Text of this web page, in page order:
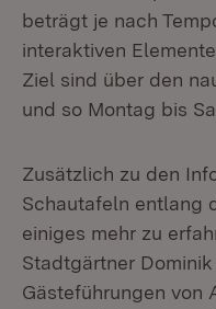
beträgt je nach
interaktiven
Ziel sind über den
und so Montag bis
Zusätzlich zu den
Schautafeln entlang
einiges mehr zu
Stadtgärtner
Gästeführungen von